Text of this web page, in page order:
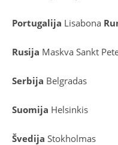
Portugalija Lisabona
Rusija Maskva Sankt
Serbija Belgradas
Suomija Helsinkis
Švedija Stokholmas